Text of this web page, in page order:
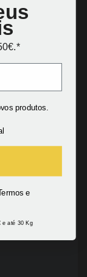
produtos.
e
e até 30 Kg